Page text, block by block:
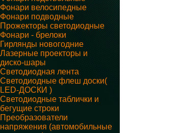
Фонари велосипедные
Фонари подводные
Прожекторы светодиодные
Фонари - брелоки
Гирлянды новогодние
Лазерные проекторы и
диско-шары
Светодиодная лента
Светодиодные флеш доски(
LED-ДОСКИ )
Светодиодные таблички и
бегущие строки
Преобразователи
напряжения (автомобильные